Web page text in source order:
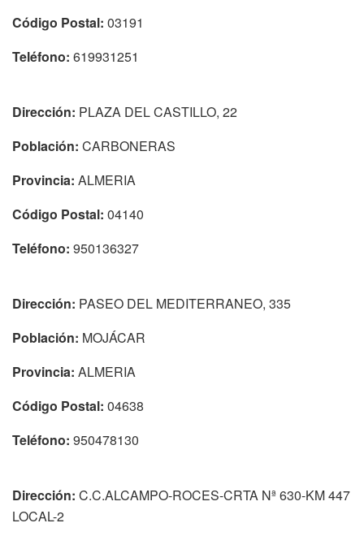
Código Postal: 03191
Teléfono: 619931251
Dirección: PLAZA DEL CASTILLO, 22
Población: CARBONERAS
Provincia: ALMERIA
Código Postal: 04140
Teléfono: 950136327
Dirección: PASEO DEL MEDITERRANEO, 335
Población: MOJÁCAR
Provincia: ALMERIA
Código Postal: 04638
Teléfono: 950478130
Dirección: C.C.ALCAMPO-ROCES-CRTA Nª 630-KM 447
LOCAL-2